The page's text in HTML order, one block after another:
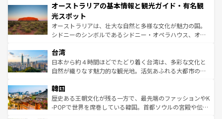
部のニューオーリンズでは、音楽と美食が融合した独特の
文化が魅力。旅行者はアメリカの各地域で異なる魅力を楽
しみながら、その多様性と豊かな歴史を感じることができ
るだろう。車でのロードトリップや列車の旅も、アメリカ
情報は
ワイ島は見逃せない。また、定番の観光地といえばオアフ
島だが、静かな自然を求めるならマウイ島やカウアイ島が
おすすめ。エメラルドグリーンに輝く海をはじめ、豊かな
文化や歴史が息づいている。「アロハスピリット」と呼ば
人々、おいしいローカルフードやハワイアンミュージッ
ク、伝統的なフラダンスなど、すべてがハワイの魅力を彩
っている。訪れるたびに新しい発見と感動が待っているハ
はコンテンツ一覧
オーストラリアの基本情報と観光ガイド・有名観
光スポット
オーストラリアは、壮大な自然と多様な文化が魅力の国。
シドニーのシンボルであるシドニー・オペラハウス、オー
リアリーフや大陸中央部にそびえるウルル（エアーズロッ
ク）、タスマニアの美しい原生林やケアンズの熱帯雨林な
ど、見どころがたくさん。また、カフェやワイン、オージ
いる。アクティビティも充実しており、サーフィンやダイ
ビング、ハイキングなど、アウトドア好きにはたまらな
い。オーストラリアの多彩な魅力を存分に味わいつくそ
台湾
日本から約４時間ほどでたどり着く台湾は、多彩な文化と
自然が織りなす魅力的な観光地。活気あふれる大都市の台
ン）、静ひつな山岳地帯である台湾東部など、都市の喧騒
と山間の静けさが共存しており、訪れる人に新しい発見と
驚きをもたらしてくれる。また、奥深い台湾の食文化も魅
韓国
歴史ある王朝文化が残る一方で、最先端のファッションやK
-POPで世界を席巻している韓国。首都ソウルの宮殿や伝統